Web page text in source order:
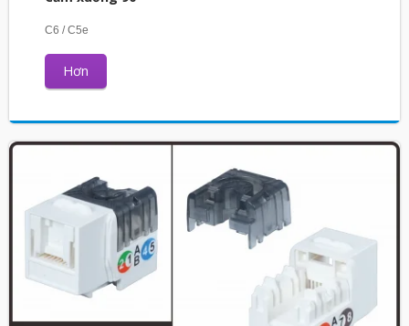
C6 / C5e
Hơn